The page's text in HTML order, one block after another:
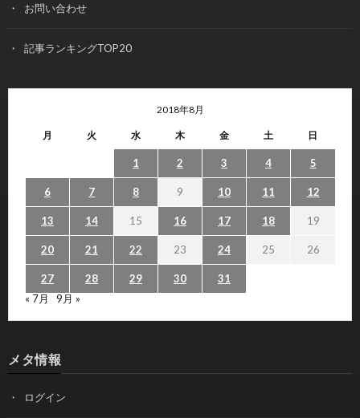
お問い合わせ
記事ランキングTOP20
2018年8月
月 火 水 木 金 土 日
1 2 3 4 5
6 7 8 9 10 11 12
13 14 15 16 17 18 19
20 21 22 23 24 25 26
27 28 29 30
31
« 7月
9月 »
メタ情報
ログイン